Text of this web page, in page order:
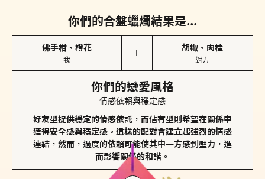
你們的合盤蠟燭結果是...
佛手柑、橙花
我
＋
胡椒、肉桂
對方
你們的戀愛風格
情感依賴與穩定感
好友型提供穩定的情感依託，而佔有型則希望在關係中
獲得安全感與穩定感。這樣的配對會建立起強烈的情感
連結，然而，過度的依賴可能使其中一方感到壓力，進
而影響關係的和諧。